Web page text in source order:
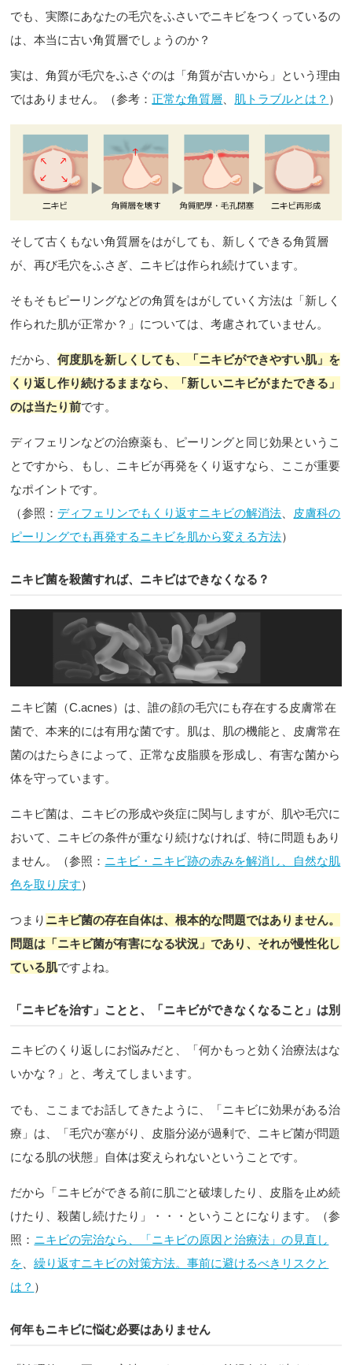
でも、実際にあなたの毛穴をふさいでニキビをつくっているの
は、本当に古い角質層でしょうのか？
実は、角質が毛穴をふさぐのは「角質が古いから」という理由
ではありません。（参考： 正常な角質層 肌トラブルとは？ ）
そして古くもない角質層をはがしても、新しくできる角質層
が、再び毛穴をふさぎ、ニキビは作られ続けています。
そもそもピーリングなどの角質をはがしていく方法は「新しく
作られた肌が正常か？」については、考慮されていません。
だから、何度肌を新しくしても、「ニキビができやすい肌」を
くり返し作り続けるままなら、「新しいニキビがまたできる」
のは当たり前です。
ディフェリンなどの治療薬も、ピーリングと同じ効果というこ
とですから、もし、ニキビが再発をくり返すなら、ここが重要
なポイントです。
（参照： ディフェリンでもくり返すニキビの解消法
皮膚科の
ピーリングでも再発するニキビを肌から変える方法）
ニキビ菌を殺菌すれば、ニキビはできなくなる？
ニキビ菌（C.acnes）は、誰の顔の毛穴にも存在する皮膚常在
菌で、本来的には有用な菌です。肌は、肌の機能と、皮膚常在
菌のはたらきによって、正常な皮脂膜を形成し、有害な菌から
体を守っています。
ニキビ菌は、ニキビの形成や炎症に関与しますが、肌や毛穴に
おいて、ニキビの条件が重なり続けなければ、特に問題もあり
ません。（参照： ニキビ・ニキビ跡の赤みを解消し、自然な肌
色を取り戻す）
つまり ニキビ菌の存在自体は、根本的な問題ではありません。
問題は「ニキビ菌が有害になる状況」であり、それが慢性化し
ている肌ですよね。
「ニキビを治す」ことと、「ニキビができなくなること」は別
ニキビのくり返しにお悩みだと、「何かもっと効く治療法はな
いかな？」と、考えてしまいます。
でも、ここまでお話してきたように、「ニキビに効果がある治
療」は、「毛穴が塞がり、皮脂分泌が過剰で、ニキビ菌が問題
になる肌の状態」自体は変えられないということです。
だから「ニキビができる前に肌ごと破壊したり、皮脂を止め続
けたり、殺菌し続けたり」・・・ということになります。（参
照： ニキビの完治なら、「ニキビの原因と治療法」の見直し
を 、繰り返すニキビの対策方法。事前に避けるべきリスクと
は？ ）
何年もニキビに悩む必要はありません